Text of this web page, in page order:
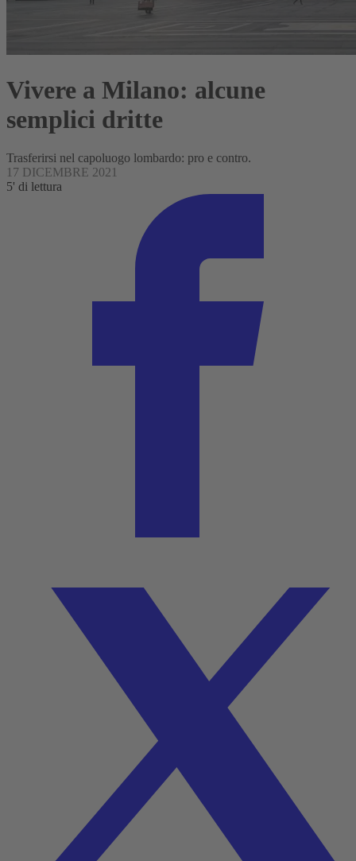
Vivere a Milano: alcune
semplici dritte
Trasferirsi nel capoluogo lombardo: pro e contro.
17 DICEMBRE 2021
5' di lettura